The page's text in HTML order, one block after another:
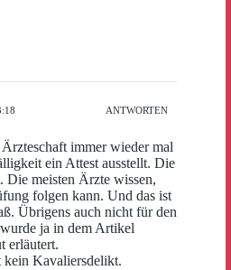
ANTWORTEN
immer wieder mal
ein Attest ausstellt. Die
Die meisten Ärzte wissen,
folgen kann. Und das ist
Übrigens auch nicht für den
ja in dem Artikel
erläutert.
kein Kavaliersdelikt.